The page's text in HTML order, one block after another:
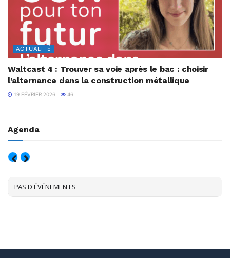
ACTUALITÉ
Waltcast 4 : Trouver sa voie après le bac : choisir
l’alternance dans la construction métallique
19 FÉVRIER 2026 46
Agenda
PAS D'ÉVÉNEMENTS